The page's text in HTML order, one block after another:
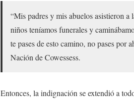
“Mis padres y mis abuelos asistieron
niños teníamos funerales y
te pases de esto camino, no pases
Nación de Cowessess.
Entonces, la indignación se extendió a